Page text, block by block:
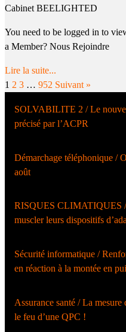
Cabinet BEELIGHTED
You need to be logged in to
a Member? Nous Rejoindre
Lire la suite...
1 2 3 … 952 Suivant »
SOLVABILITE 2 / Le
précisé par l’ACPR
Démarchage téléphonique /
août
RISQUES CLIMATIQUES /
muscler leurs dispositifs
Sécurité informatique /
en réaction à la montée en
Assurance santé / La
le feu d’une QPC !